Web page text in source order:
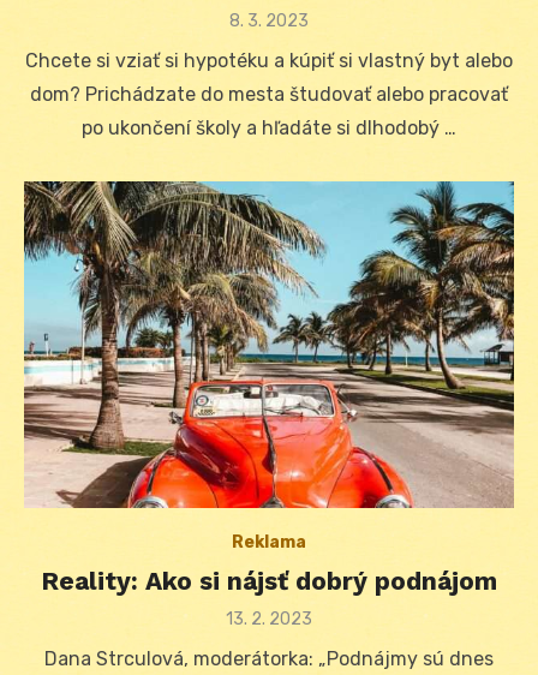
Posted
8. 3. 2023
Chcete si vziať si hypotéku a kúpiť si vlastný byt alebo
dom? Prichádzate do mesta študovať alebo pracovať
po ukončení školy a hľadáte si dlhodobý …
Reklama
Reality: Ako si nájsť dobrý podnájom
Posted
13. 2. 2023
Dana Strculová, moderátorka: „Podnájmy sú dnes